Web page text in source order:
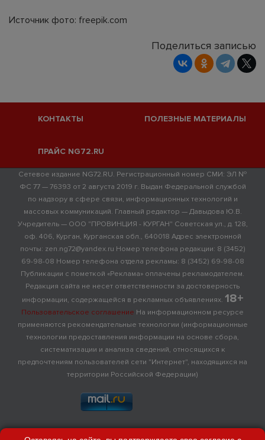
Источник фото: freepik.com
Поделиться записью
КОНТАКТЫ ПОЛЕЗНЫЕ МАТЕРИАЛЫ
ПРАЙС NG72.RU
Сетевое издание NG72.RU. Регистрационный номер СМИ: ЭЛ №
ФС 77 — 76393 от 2 августа 2019 г. Выдан Федеральной службой
по надзору в сфере связи, информационных технологий и
массовых коммуникаций. Главный редактор — Давыдова Ю.В.
Учредитель — ООО "ПРОВИНЦИЯ - КУРГАН" Советская ул., д. 128,
оф. 406, Курган, Курганская обл., 640018 Адрес электронной
почты: zen.ng72@yandex.ru Номер телефона редакции: 8 (3452)
69-98-08 Номер телефона отдела рекламы: 8 (3452) 69-98-08
Публикации с пометкой «Реклама» оплачены рекламодателем.
Редакция сайта не несет ответственности за достоверность
информации, содержащейся в рекламных объявлениях. 18+
Пользовательское соглашение На информационном ресурсе
применяются рекомендательные технологии (информационные
технологии предоставления информации на основе сбора,
систематизации и анализа сведений, относящихся к
предпочтениям пользователей сети "Интернет", находящихся на
территории Российской Федерации)